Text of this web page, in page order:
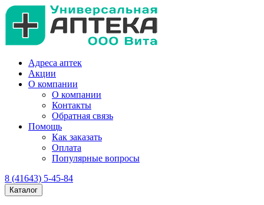
Адреса аптек
Акции
О компании
О компании
Контакты
Обратная связь
Помощь
Как заказать
Оплата
Популярные вопросы
8 (41643) 5-45-84
Каталог